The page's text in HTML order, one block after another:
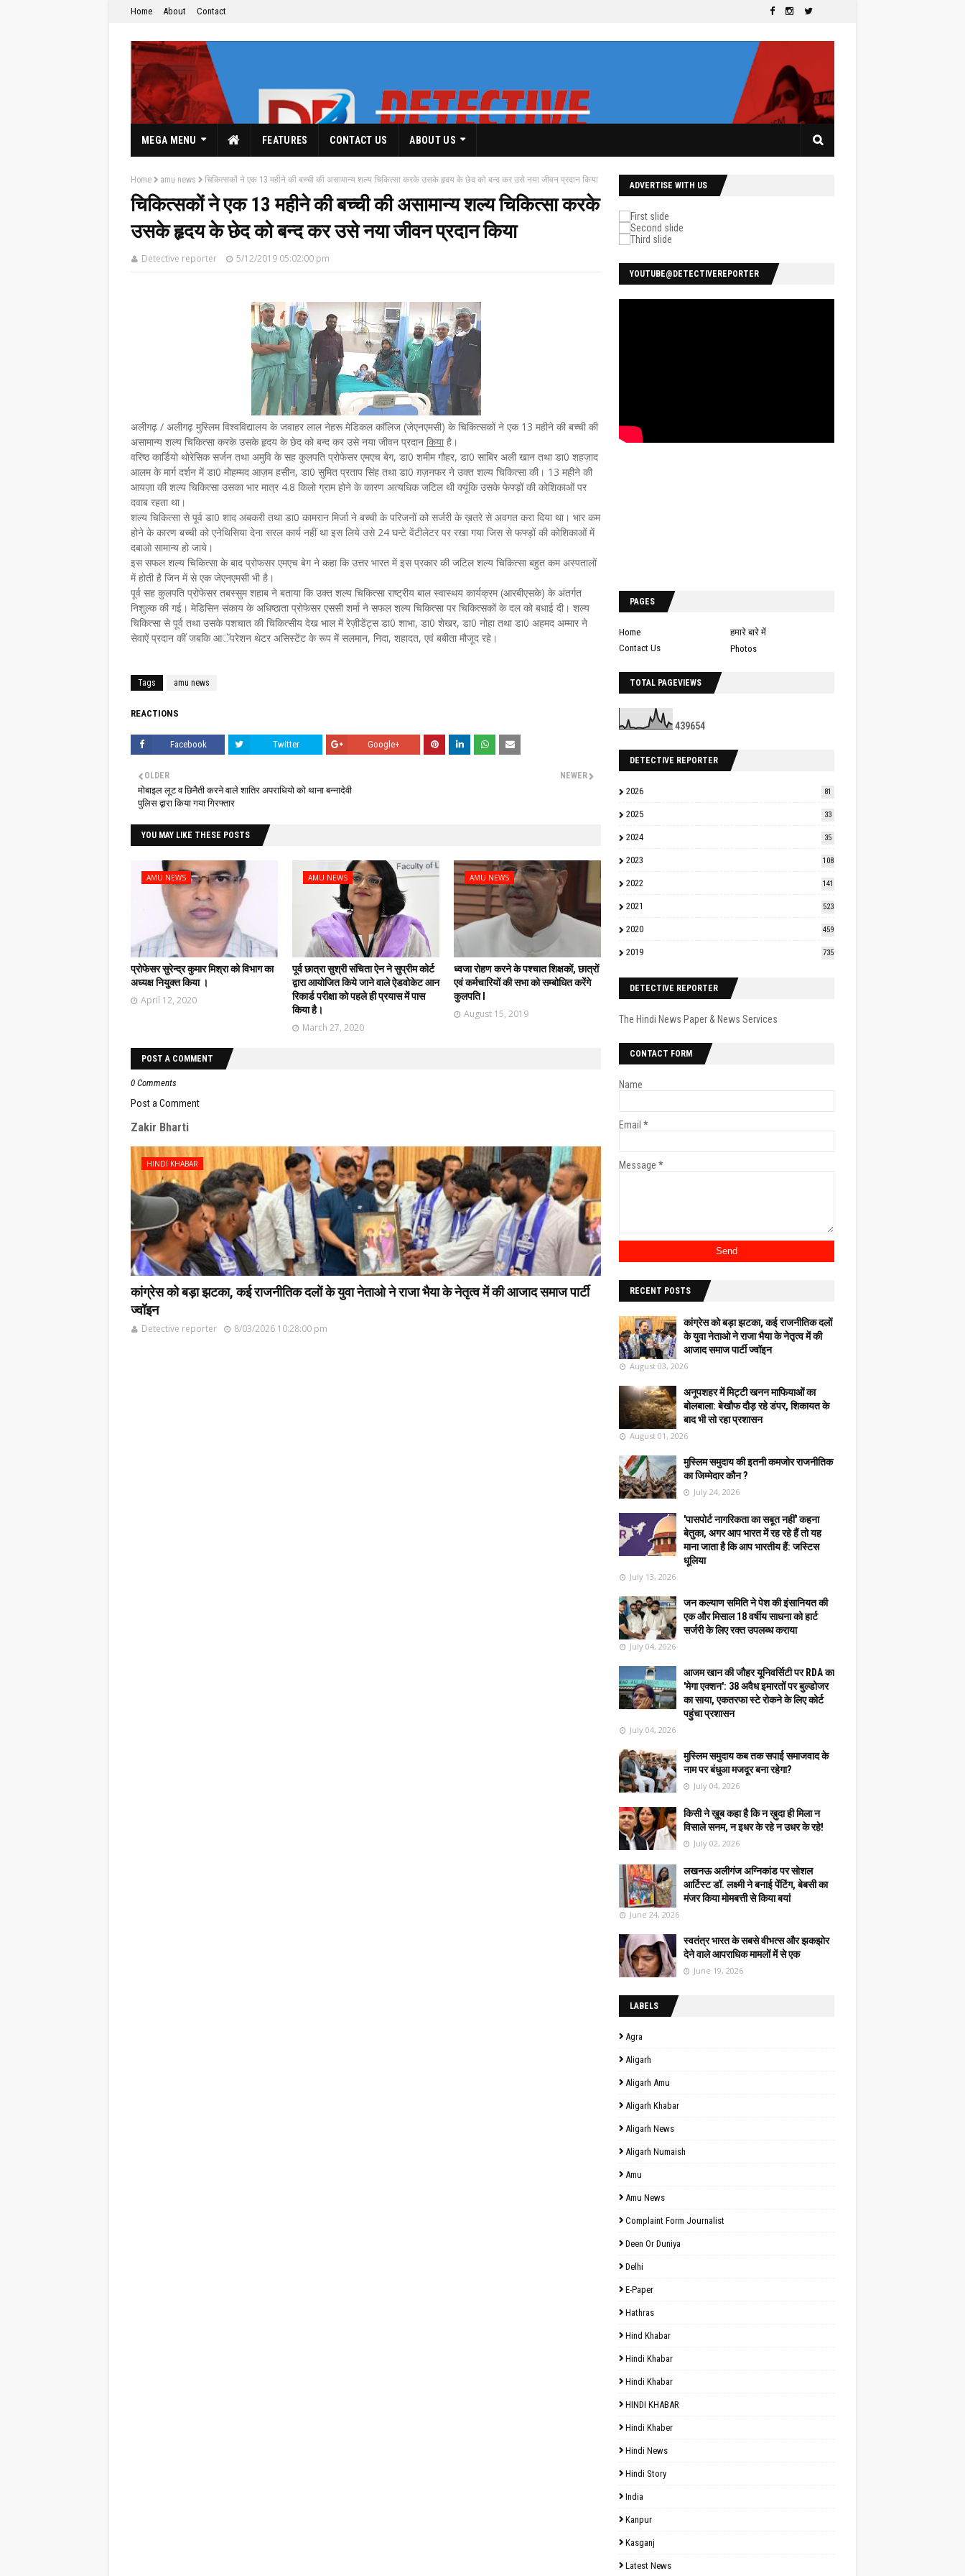
Home About Contact
The Hindi News Paper & News Service's
MEGA MENU FEATURES CONTACT US ABOUT US
Home amu news चिकित्सकों ने एक 13 महीने की बच्ची की असामान्य शल्य चिकित्सा करके उसके हृदय के छेद को बन्द कर उसे नया जीवन प्रदान किया
चिकित्सकों ने एक 13 महीने की बच्ची की असामान्य शल्य चिकित्सा करके
उसके हृदय के छेद को बन्द कर उसे नया जीवन प्रदान किया
Detective reporter 5/12/2019 05:02:00 pm
अलीगढ़ / अलीगढ़ मुस्लिम विश्वविद्यालय के जवाहर लाल नेहरू मेडिकल काॅलिज (जेएनएमसी) के चिकित्सकों ने एक 13 महीने की बच्ची की
असामान्य शल्य चिकित्सा करके उसके हृदय के छेद को बन्द कर उसे नया जीवन प्रदान कियाहै।
वरिष्ठ कार्डियो थोरेसिक सर्जन तथा अमुवि के सह कुलपति प्रोफेसर एमएच बेग, डा0 शमीम गौहर, डा0 साबिर अली खान तथा डा0 शहज़ाद
आलम के मार्ग दर्शन में डा0 मोहम्मद आज़म हसीन, डा0 सुमित प्रताप सिंह तथा डा0 ग़ज़नफर ने उक्त शल्य चिकित्सा की। 13 महीने की
आयज़ा की शल्य चिकित्सा उसका भार मात्र 4.8 किलो ग्राम होने के कारण अत्यधिक जटिल थी क्यूंकि उसके फेफ्ड़ों की कोशिकाओं पर
दवाब रहता था।
शल्य चिकित्सा से पूर्व डा0 शाद अबकरी तथा डा0 कामरान मिर्जा ने बच्ची के परिजनों को सर्जरी के ख़तरे से अवगत करा दिया था। भार कम
होने के कारण बच्ची को एनेथिसिया देना सरल कार्य नहीं था इस लिये उसे 24 घन्टे वेंटीलेटर पर रखा गया जिस से फफ्ड़ों की कोशिकाओं में
दबाओ सामान्य हो जाये।
इस सफल शल्य चिकित्सा के बाद प्रोफसर एमएच बेग ने कहा कि उत्तर भारत में इस प्रकार की जटिल शल्य चिकित्सा बहुत कम अस्पतालों
में होती है जिन में से एक जेएनएमसी भी है।
पूर्व सह कुलपति प्रोफेसर तबस्सुम शहाब ने बताया कि उक्त शल्य चिकित्सा राष्ट्रीय बाल स्वास्थय कार्यक्रम (आरबीएसके) के अंतर्गत
निशुल्क की गई। मेडिसिन संकाय के अधिष्ठाता प्रोफेसर एससी शर्मा ने सफल शल्य चिकित्सा पर चिकित्सकों के दल को बधाई दी। शल्य
चिकित्सा से पूर्व तथा उसके पशचात की चिकित्सीय देख भाल में रेज़ीडेंट्स डा0 शाभा, डा0 शेखर, डा0 नोहा तथा डा0 अहमद अम्मार ने
सेवाऐं प्रदान कीं जबकि आॅपरेशन थेटर असिस्टेंट के रूप में सलमान, निदा, शहादत, एवं बबीता मौजूद रहे।
Tags amu news
REACTIONS
Facebook Twitter Google+
NEWER
OLDER
मोबाइल लूट व छिनैती करने वाले शातिर अपराधियो को थाना बन्नादेवी
पुलिस द्वारा किया गया गिरफ्तार
YOU MAY LIKE THESE POSTS
AMU NEWS
प्रोफेसर सुरेन्द्र कुमार मिश्रा को विभाग का
अध्यक्ष नियुक्त किया ।
April 12, 2020
AMU NEWS
पूर्व छात्रा सुश्री संचिता ऐन ने सुप्रीम कोर्ट
द्वारा आयोजित किये जाने वाले ऐडवोकेट आन
रिकार्ड परीक्षा को पहले ही प्रयास में पास
किया है।
March 27, 2020
AMU NEWS
ध्वजा रोहण करने के पश्चात शिक्षकों, छात्रों
एवं कर्मचारियों की सभा को सम्बोधित करेंगे
कुलपति l
August 15, 2019
POST A COMMENT
0 Comments
Post a Comment
Zakir Bharti
HINDI KHABAR
कांग्रेस को बड़ा झटका, कई राजनीतिक दलों के युवा नेताओ ने राजा भैया के नेतृत्व में की आजाद समाज पार्टी
ज्वॉइन
Detective reporter 8/03/2026 10:28:00 pm
ADVERTISE WITH US
YOUTUBE@DETECTIVEREPORTER
PAGES
Home
हमारे बारे में
Contact Us
Photos
TOTAL PAGEVIEWS
439654
DETECTIVE REPORTER
2026 81
2025 33
2024 35
2023 108
2022 141
2021 523
2020 459
2019 735
DETECTIVE REPORTER
The Hindi News Paper & News Services
CONTACT FORM
Name
Email *
Message *
RECENT POSTS
कांग्रेस को बड़ा झटका, कई राजनीतिक दलों
के युवा नेताओ ने राजा भैया के नेतृत्व में की
आजाद समाज पार्टी ज्वॉइन
August 03, 2026
अनूपशहर में मिट्टी खनन माफियाओं का
बोलबाला: बेखौफ दौड़ रहे डंपर, शिकायत के
बाद भी सो रहा प्रशासन
August 01, 2026
मुस्लिम समुदाय की इतनी कमजोर राजनीतिक
का जिम्मेदार कौन ?
July 24, 2026
'पासपोर्ट नागरिकता का सबूत नहीं' कहना
बेतुका, अगर आप भारत में रह रहे हैं तो यह
माना जाता है कि आप भारतीय हैं: जस्टिस
धूलिया
July 13, 2026
जन कल्याण समिति ने पेश की इंसानियत की
एक और मिसाल 18 वर्षीय साधना को हार्ट
सर्जरी के लिए रक्त उपलब्ध कराया
July 04, 2026
आजम खान की जौहर यूनिवर्सिटी पर RDA का
'मेगा एक्शन': 38 अवैध इमारतों पर बुल्डोजर
का साया, एकतरफा स्टे रोकने के लिए कोर्ट
पहुंचा प्रशासन
July 04, 2026
मुस्लिम समुदाय कब तक सपाई समाजवाद के
नाम पर बंधुआ मजदूर बना रहेगा?
July 04, 2026
किसी ने ख़ूब कहा है कि न ख़ुदा ही मिला न
विसाले सनम, न इधर के रहे न उधर के रहे!
July 02, 2026
लखनऊ अलीगंज अग्निकांड पर सोशल
आर्टिस्ट डॉ. लक्ष्मी ने बनाई पेंटिंग, बेबसी का
मंजर किया मोमबत्ती से किया बयां
June 24, 2026
स्वतंत्र भारत के सबसे वीभत्स और झकझोर
देने वाले आपराधिक मामलों में से एक
June 19, 2026
LABELS
Agra
Aligarh
Aligarh Amu
Aligarh Khabar
Aligarh News
Aligarh Numaish
Amu
Amu News
Complaint Form Journalist
Deen Or Duniya
Delhi
E-Paper
Hathras
Hind Khabar
Hindi Khabar
Hindi Khabar
HINDI KHABAR
Hindi Khaber
Hindi News
Hindi Story
India
Kanpur
Kasganj
Latest News